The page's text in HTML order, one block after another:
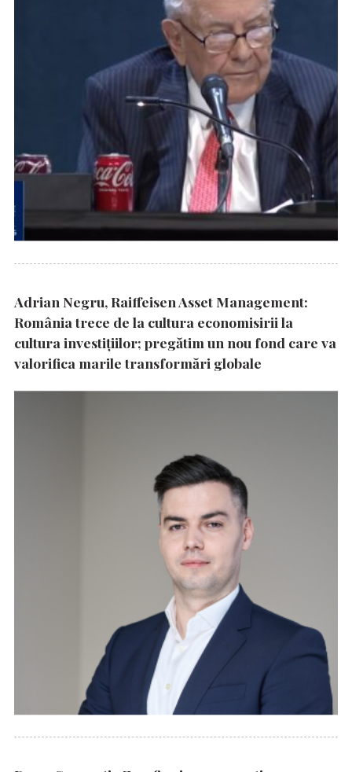
Adrian Negru, Raiffeisen Asset Management:
România trece de la cultura economisirii la
cultura investițiilor; pregătim un nou fond care va
valorifica marile transformări globale